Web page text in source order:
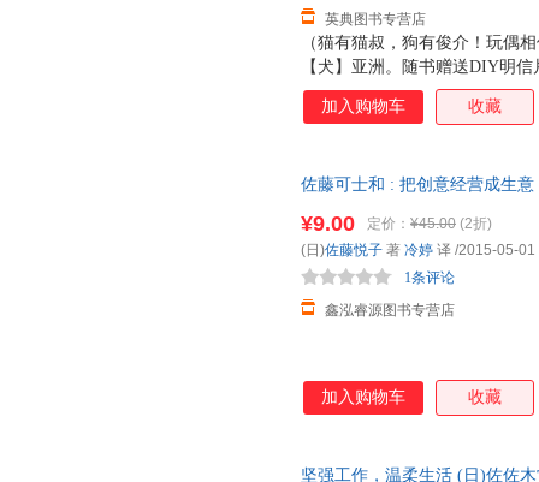
（猫有猫叔，狗有俊介！玩偶
【犬】亚洲。随书赠送DIY明
Twitter、微博人气王 杂志?TV
偶相似度100% Super Star俊介
英典图书专营店
加入购物车 收藏
佐藤可士和 : 把创意经营成生
¥9.00 定价： ¥45.00 (2折)
鑫泓睿源图书专营店
1条评论
(日)佐藤悦子 著 冷婷 译 /2015-05-01
加入购物车 收藏
坚强工作，温柔生活 (日)佐佐